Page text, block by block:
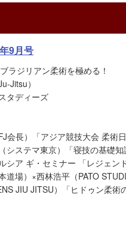
9月号
ジリアン柔術を極める！
Jitsu）
タディーズ
会長）「アジア競技大会 柔術日
ステマ東京）「寝技の基礎知
ア ギ・セミナー 「レジェン
場）×西林浩平（PATO
JIU JITSU）「ヒドゥン柔